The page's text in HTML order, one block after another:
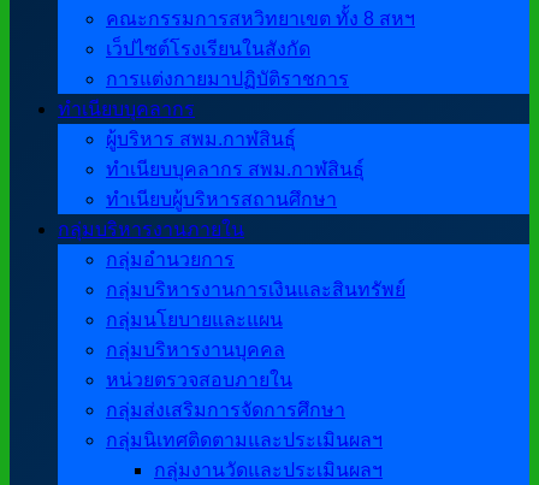
คณะกรรมการสหวิทยาเขต ทั้ง 8 สหฯ
เว็ปไซต์โรงเรียนในสังกัด
การแต่งกายมาปฏิบัติราชการ
ทำเนียบบุคลากร
ผู้บริหาร สพม.กาฬสินธุ์
ทำเนียบบุคลากร สพม.กาฬสินธุ์
ทำเนียบผู้บริหารสถานศึกษา
กลุ่มบริหารงานภายใน
กลุ่มอำนวยการ
กลุ่มบริหารงานการเงินและสินทรัพย์
กลุ่มนโยบายและแผน
กลุ่มบริหารงานบุคคล
หน่วยตรวจสอบภายใน
กลุ่มส่งเสริมการจัดการศึกษา
กลุ่มนิเทศติดตามและประเมินผลฯ
กลุ่มงานวัดและประเมินผลฯ